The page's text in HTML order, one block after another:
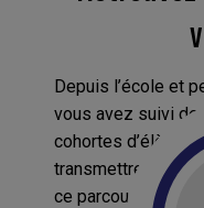
Depuis l’école et
vous avez suivi
cohortes d’élèves
transmettre des
ce parcours, vous